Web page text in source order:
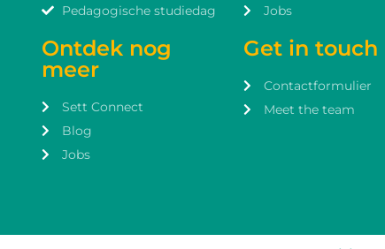
Pedagogische studiedag
Ontdek nog
meer
Sett Connect
Blog
Jobs
Jobs
Get in touch
Contactformulier
Meet the team